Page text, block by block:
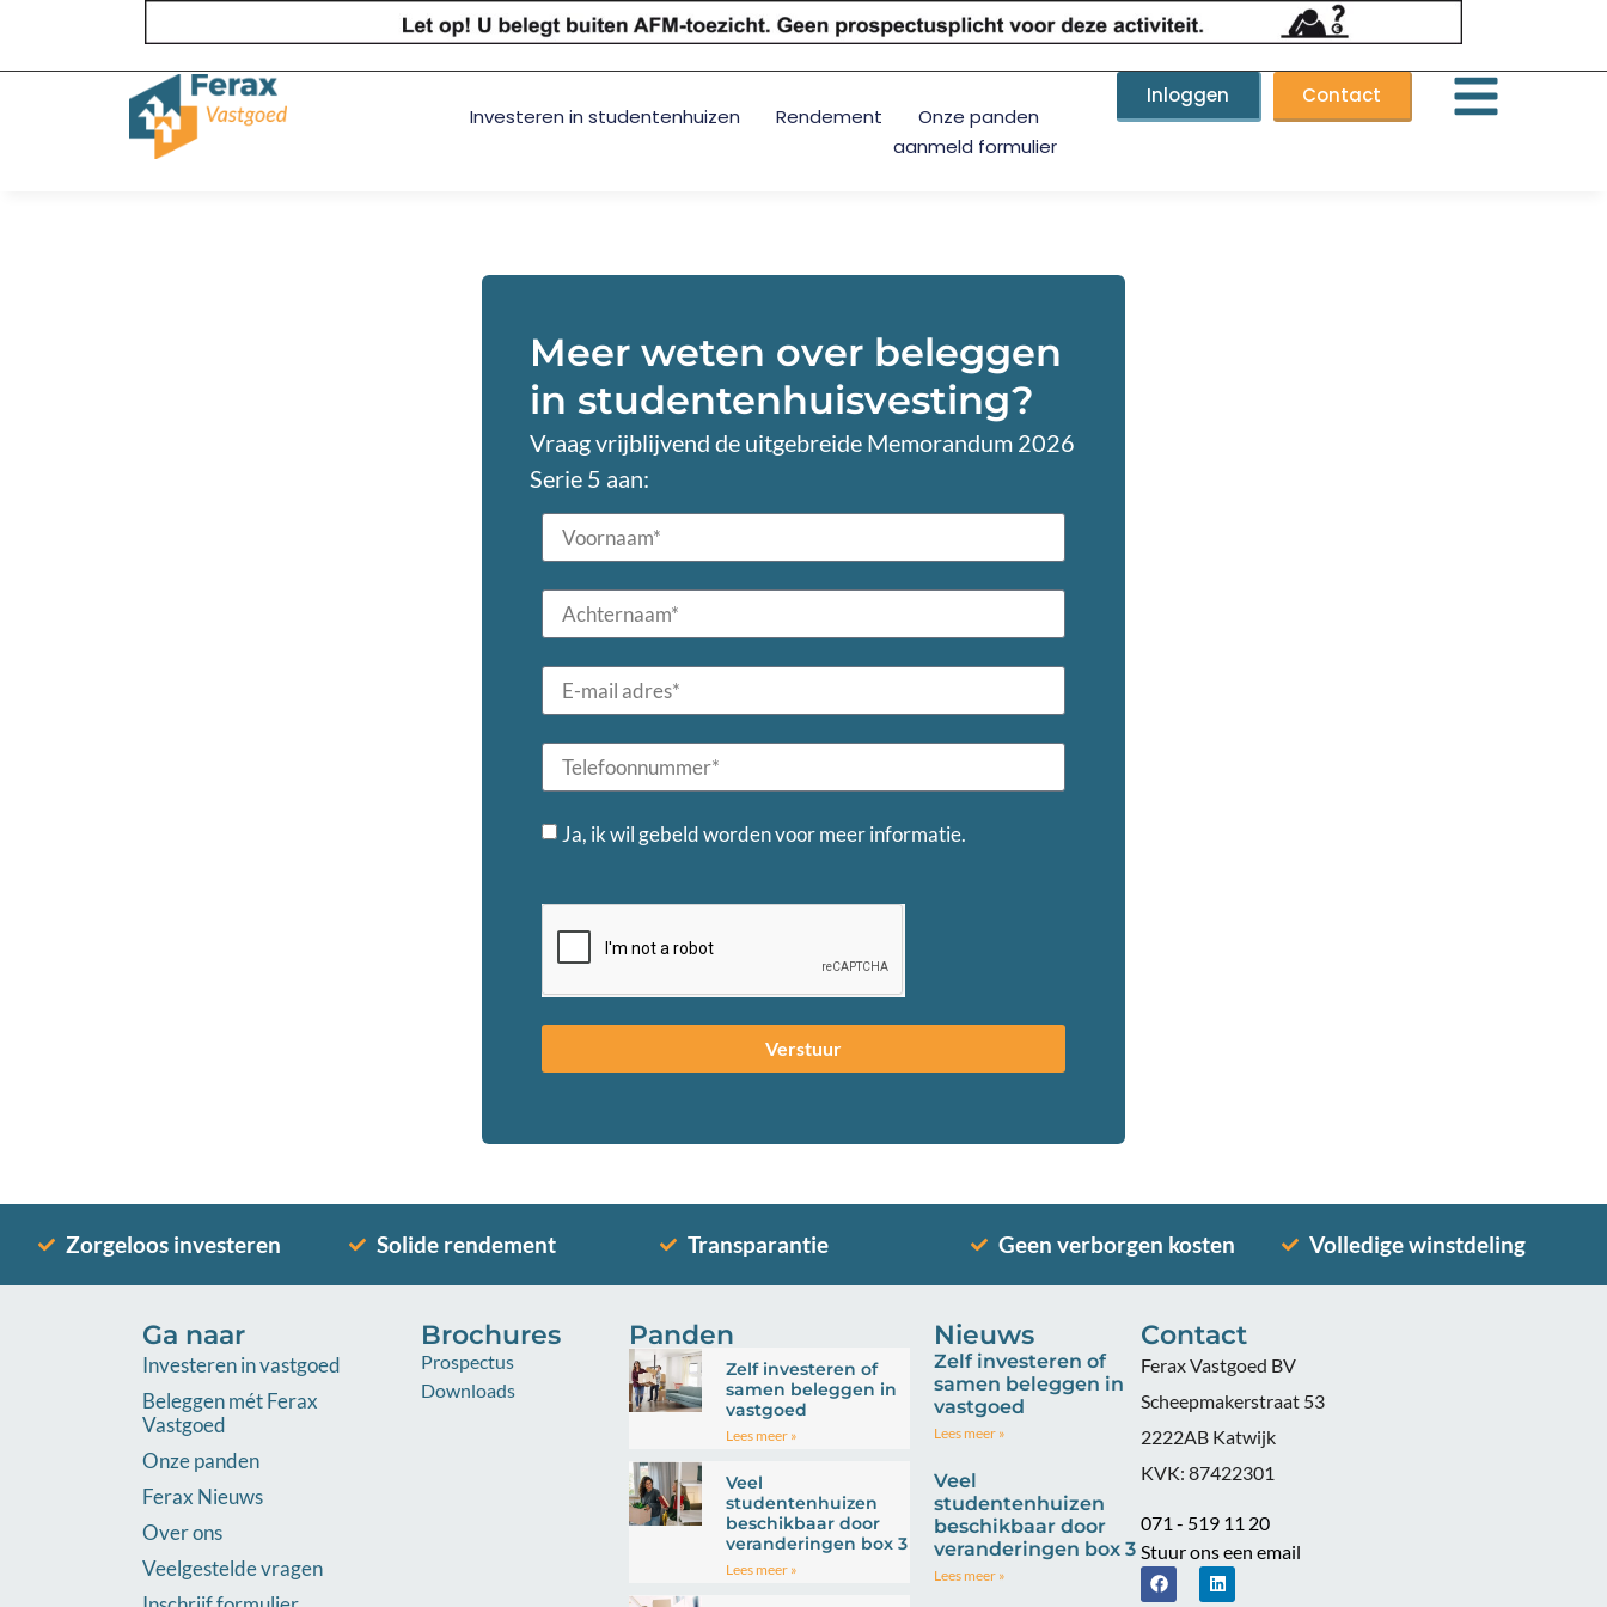
Investeren in studentenhuizen Rendement
Onze panden
aanmeld formulier
Inloggen Contact
Meer weten over beleggen
in studentenhuisvesting?
Vraag vrijblijvend de uitgebreide Memorandum 2026
Serie 5 aan:
Ja, ik wil gebeld worden voor meer informatie.
Verstuur
Zorgeloos investeren Solide rendement Transparantie Geen verborgen kosten Volledige winstdeling
Ga naar
Investeren in vastgoed
Beleggen mét Ferax
Vastgoed
Onze panden
Ferax Nieuws
Over ons
Veelgestelde vragen
Brochures
Prospectus
Downloads
Panden
Zelf investeren of
samen beleggen in
vastgoed
Lees meer »
Veel
studentenhuizen
beschikbaar door
veranderingen box 3
Lees meer »
Nieuws
Zelf investeren of
samen beleggen in
vastgoed
Lees meer »
Veel
studentenhuizen
beschikbaar door
veranderingen box 3
Lees meer »
Contact
Ferax Vastgoed BV
Scheepmakerstraat 53
2222AB Katwijk
KVK: 87422301
071 - 519 11 20
Stuur ons een email